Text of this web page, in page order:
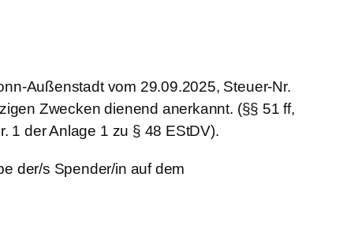
Außenstadt vom 29.09.2025, Steuer-Nr.
Zwecken dienend anerkannt. (§§ 51 ff,
1 der Anlage 1 zu § 48 EStDV).
der/s Spender/in auf dem